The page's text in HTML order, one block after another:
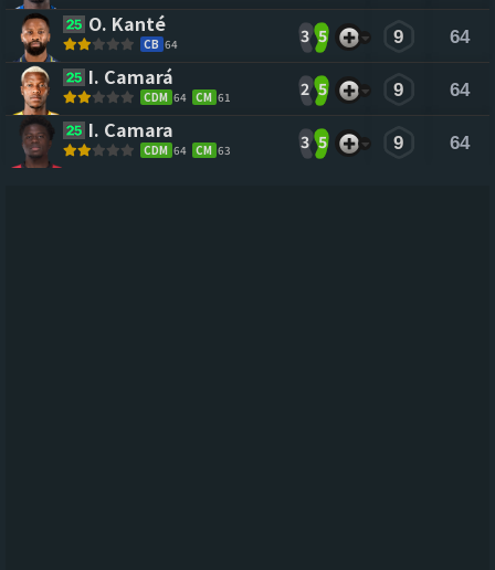
O. Kanté
CB 64 3 5 9 64
I. Camará
CDM 64 CM 61 2 5 9 64
I. Camara
CDM 64 CM 63 3 5 9 64